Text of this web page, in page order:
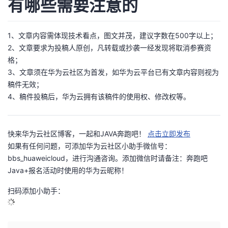
有哪些需要注意的
1、文章内容需体现技术看点，图文并茂，建议字数在500字以上；
2、文章要求为投稿人原创，凡转载或抄袭一经发现将取消参赛资
格；
3、文章须在华为云社区为首发，如华为云平台已有文章内容则视为
稿件无效；
4、稿件投稿后，华为云拥有该稿件的使用权、修改权等。
快来华为云社区博客，一起和JAVA奔跑吧！
点击立即发布
如果有任何问题，可添加华为云社区小助手微信号：
bbs_huaweicloud，进行沟通咨询。添加微信时请备注：奔跑吧
Java+报名活动时使用的华为云昵称！
扫码添加小助手：